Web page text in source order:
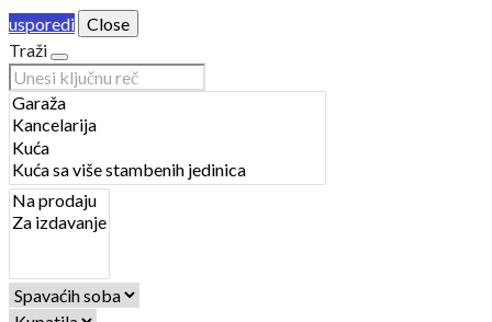
usporedi Close
Traži